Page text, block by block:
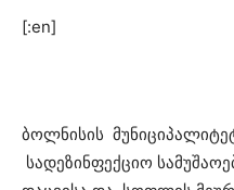
[:en]
ბოლნისის
სადეზინფექციო